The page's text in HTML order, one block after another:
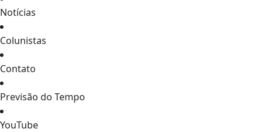
Notícias
Colunistas
Contato
Previsão do Tempo
YouTube